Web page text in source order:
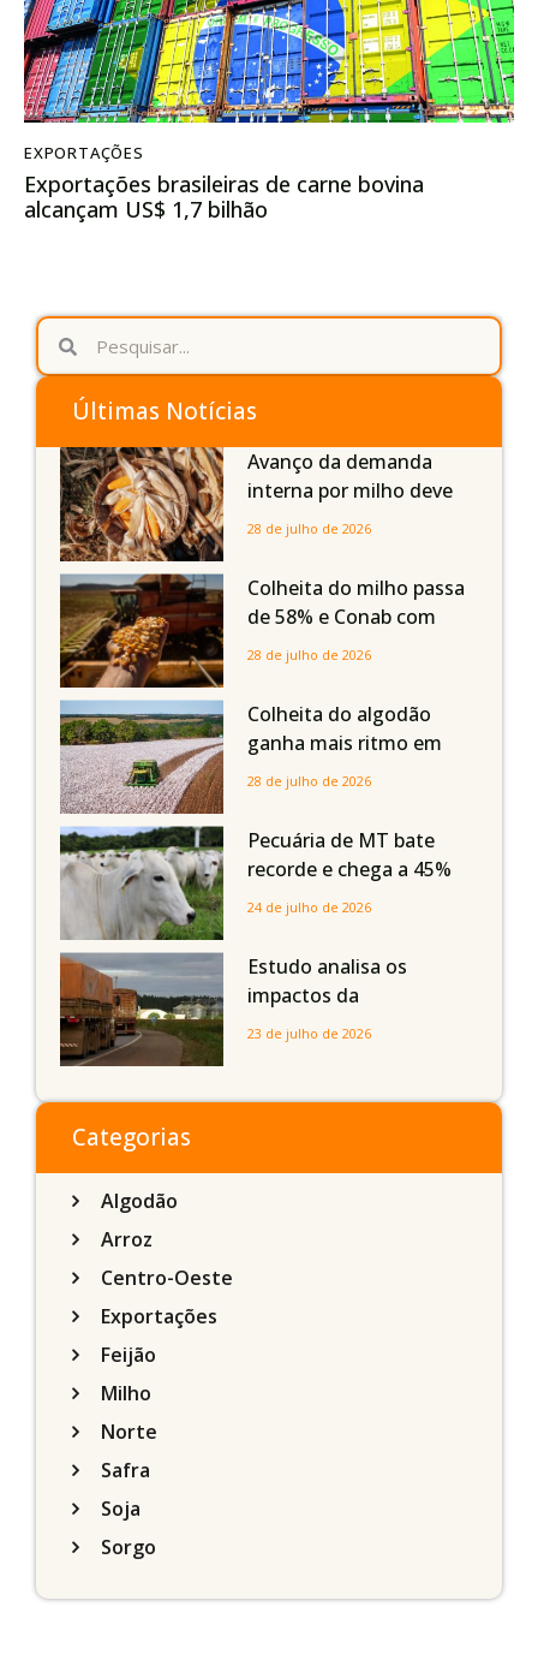
EXPORTAÇÕES
Exportações brasileiras de carne bovina
alcançam US$ 1,7 bilhão
Últimas Notícias
Avanço da demanda
interna por milho deve
compensar aumento da
em Mato Grosso, aponta
Imea
28 de julho de 2026
Colheita do milho passa
de 58% e Conab com
boas produtividades em
quedas em Tocantins,
Maranhão e Piauí
28 de julho de 2026
Colheita do algodão
ganha mais ritmo em
Mato Grosso, Mato
Maranhão
28 de julho de 2026
Pecuária de MT bate
recorde e chega a 45%
dos bovinos abatidos
24 de julho de 2026
Estudo analisa os
impactos da
infraestrutura logística
do Sul
23 de julho de 2026
Categorias
Algodão
Arroz
Centro-Oeste
Exportações
Feijão
Milho
Norte
Safra
Soja
Sorgo